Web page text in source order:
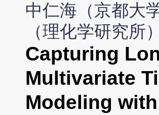
中仁海（京都大
（理化学研究所）
Capturing
Multivariate
Modeling